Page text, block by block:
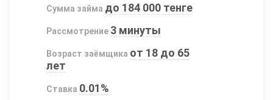
Сумма займа до 184 000 тенге
Рассмотрение 3 минуты
Возраст заёмщика от 18 до 65
лет
Ставка 0.01%